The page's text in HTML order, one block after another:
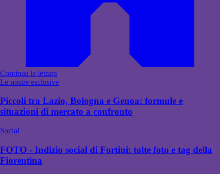
Continua la lettura
Le nostre esclusive
Piccoli tra Lazio, Bologna e Genoa: formule e
situazioni di mercato a confronto
Social
FOTO - Indizio social di Fortini: tolte foto e tag della
Fiorentina